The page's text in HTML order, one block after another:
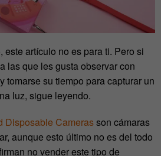
este artículo no es para ti. Pero si
las que les gusta observar con
tomarse su tiempo para capturar un
luz, sigue leyendo.
Disposable Camerasson cámaras
aunque esto último no es del todo
no vender este tipo de